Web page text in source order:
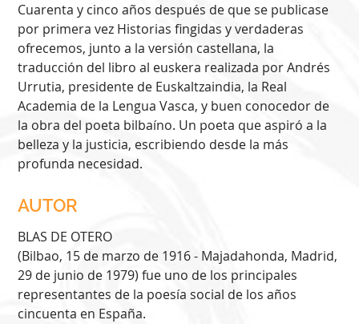
Cuarenta y cinco años después de que se publicase
por primera vez Historias fingidas y verdaderas
ofrecemos, junto a la versión castellana, la
traducción del libro al euskera realizada por Andrés
Urrutia, presidente de Euskaltzaindia, la Real
Academia de la Lengua Vasca, y buen conocedor de
la obra del poeta bilbaíno. Un poeta que aspiró a la
belleza y la justicia, escribiendo desde la más
profunda necesidad.
AUTOR
BLAS DE OTERO
(Bilbao, 15 de marzo de 1916 - Majadahonda, Madrid,
29 de junio de 1979) fue uno de los principales
representantes de la poesía social de los años
cincuenta en España.